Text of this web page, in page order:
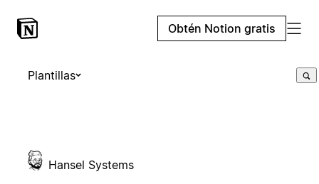
Obtén Notion gratis
Plantillas
Hansel Systems